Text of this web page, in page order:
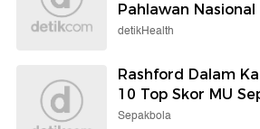
Pahlawan Nasional
detikHealth
Rashford Dalam
10 Top Skor MU
Sepakbola